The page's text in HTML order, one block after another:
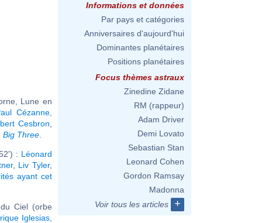
Lune en
Cézanne
Cesbron
Big Three
: Léonard
, Liv Tyler,
ayant cet
Ciel (orbe
Iglesias
Informations et données
Par pays et catégories
Anniversaires d'aujourd'hui
Dominantes planétaires
Positions planétaires
Focus thèmes astraux
Zinedine Zidane
RM (rappeur)
Adam Driver
Demi Lovato
Sebastian Stan
Leonard Cohen
Gordon Ramsay
Madonna
Voir tous les articles
+